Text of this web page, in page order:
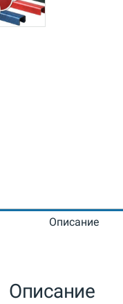
Описание
Описание